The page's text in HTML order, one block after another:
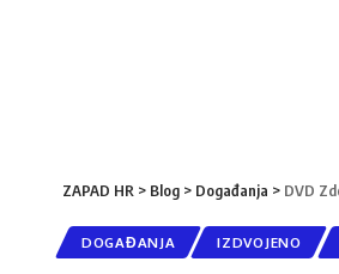
ZAPAD HR > Blog > Događanja > DVD
DOGAĐANJA IZDVOJENO